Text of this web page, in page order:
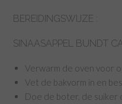
BEREIDINGSWIJZE :
SINAASAPPEL BUNDT
Verwarm de oven voor
Vet de bakvorm in en
Doe de boter, de suiker